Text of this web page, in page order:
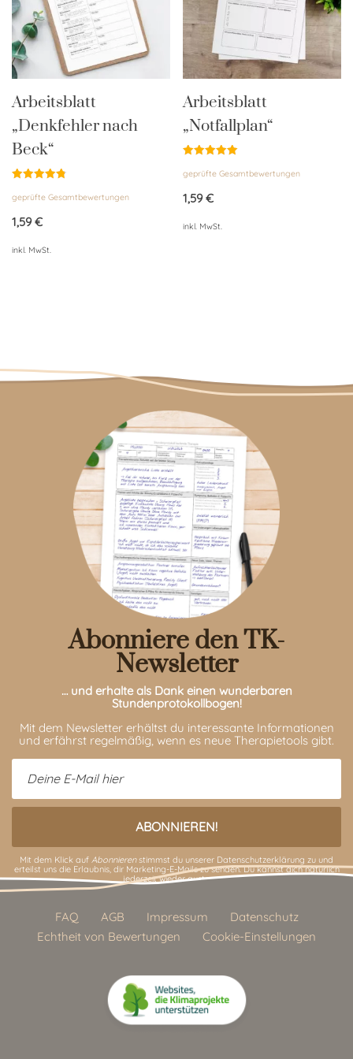
Arbeitsblatt
„Denkfehler nach
Beck“
mit
von 5
geprüfte Gesamtbewertungen
1,59€
inkl. MwSt.
Arbeitsblatt
„Notfallplan“
mit
von 5
geprüfte Gesamtbewertungen
1,59€
inkl. MwSt.
Abonniere den TK-
Newsletter
… und erhalte als Dank einen wunderbaren
Stundenprotokollbogen!
Mit dem Newsletter erhältst du interessante Informationen
und erfährst regelmäßig, wenn es neue Therapietools gibt.
Mit dem Klick auf Abonnierenstimmst du unserer Datenschutzerklärung zu und
erteilst uns die Erlaubnis, dir Marketing-E-Mails zu senden. Du kannst dich natürlich
jederzeit wieder austragen.
FAQ AGB Impressum
Datenschutz
Echtheit von Bewertungen
Cookie-Einstellungen